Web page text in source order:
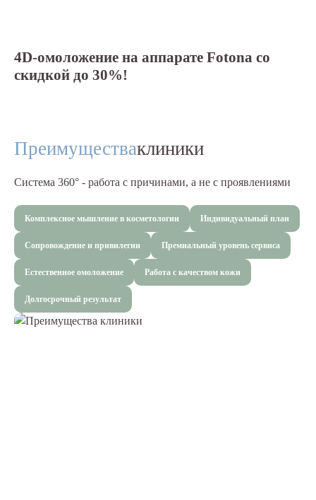
4D-омоложение на аппарате Fotona со
скидкой до 30%!
Преимуществаклиники
Система 360° - работа с причинами, а не с проявлениями
Комплексное мышление в косметологии Индивидуальный план
Сопровождение и привилегии Премиальный уровень сервиса
Естественное омоложение Работа с качеством кожи
Долгосрочный результат